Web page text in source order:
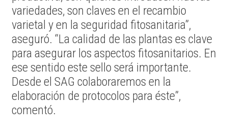
variedades, son claves en el recambio
varietal y en la seguridad fitosanitaria”,
aseguró. “La calidad de las plantas es clave
para asegurar los aspectos fitosanitarios. En
ese sentido este sello será importante.
Desde el SAG colaboraremos en la
elaboración de protocolos para éste”,
comentó.